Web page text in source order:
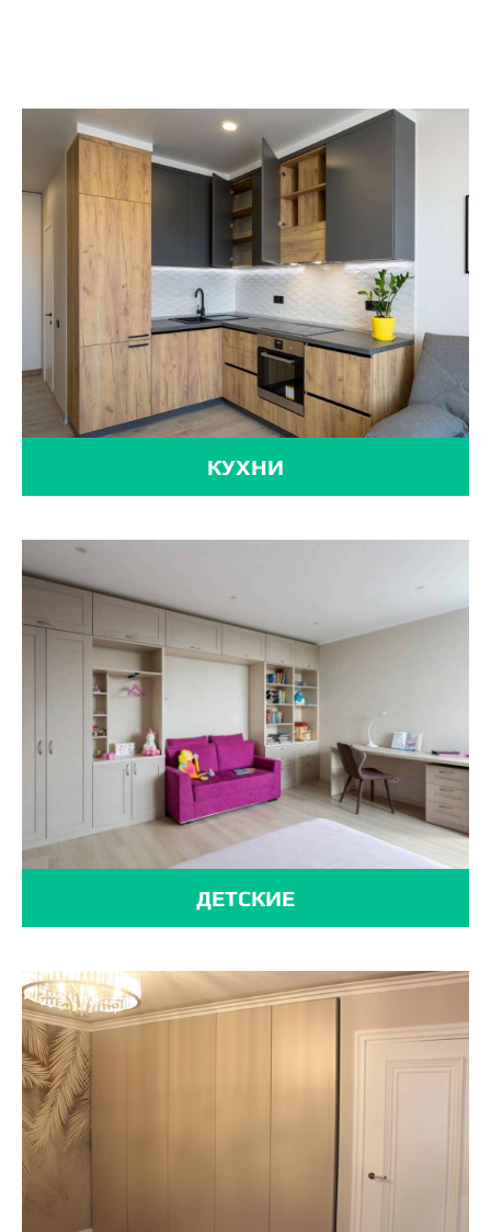
КУХНИ
ДЕТСКИЕ